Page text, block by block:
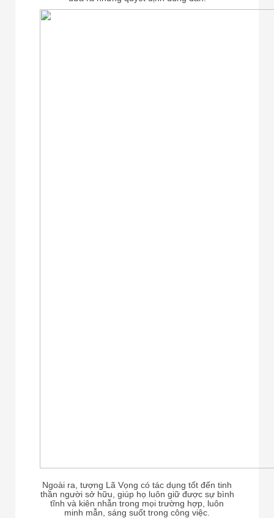
Ngoài ra, tượng Lã Vọng có tác dụng tốt đến tinh
thần người sở hữu, giúp họ luôn giữ được sự bình
tĩnh và kiên nhẫn trong mọi trường hợp, luôn
minh mẫn, sáng suốt trong công việc.